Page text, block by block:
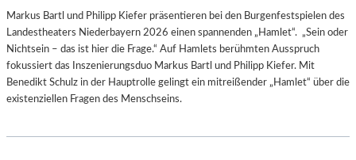
Markus Bartl und Philipp Kiefer präsentieren bei den Burgenfestspielen des
Landestheaters Niederbayern 2026 einen spannenden „Hamlet“. „Sein oder
Nichtsein – das ist hier die Frage.“ Auf Hamlets berühmten Ausspruch
fokussiert das Inszenierungsduo Markus Bartl und Philipp Kiefer. Mit
Benedikt Schulz in der Hauptrolle gelingt ein mitreißender „Hamlet“ über die
existenziellen Fragen des Menschseins.